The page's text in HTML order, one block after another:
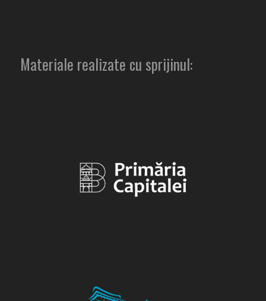
Materiale realizate cu sprijinul: